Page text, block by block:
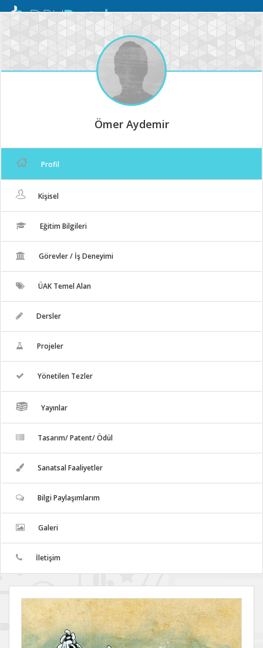
Mobil
Ömer Aydemir
Profil
Kişisel
Eğitim Bilgileri
Görevler / İş Deneyimi
ÜAK Temel Alan
Dersler
Projeler
Yönetilen Tezler
Yayınlar
Tasarım/ Patent/ Ödül
Sanatsal Faaliyetler
Bilgi Paylaşımlarım
Galeri
İletişim